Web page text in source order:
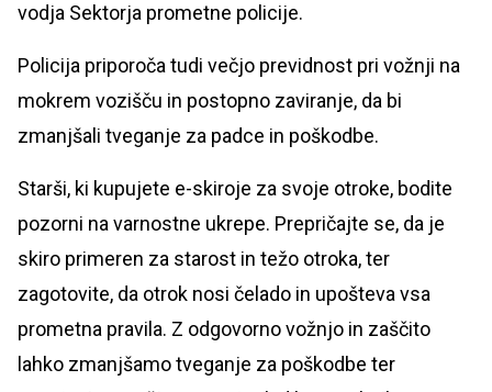
vodja Sektorja prometne policije.
Policija priporoča tudi večjo previdnost pri vožnji na
mokrem vozišču in postopno zaviranje, da bi
zmanjšali tveganje za padce in poškodbe.
Starši, ki kupujete e-skiroje za svoje otroke, bodite
pozorni na varnostne ukrepe. Prepričajte se, da je
skiro primeren za starost in težo otroka, ter
zagotovite, da otrok nosi čelado in upošteva vsa
prometna pravila. Z odgovorno vožnjo in zaščito
lahko zmanjšamo tveganje za poškodbe ter